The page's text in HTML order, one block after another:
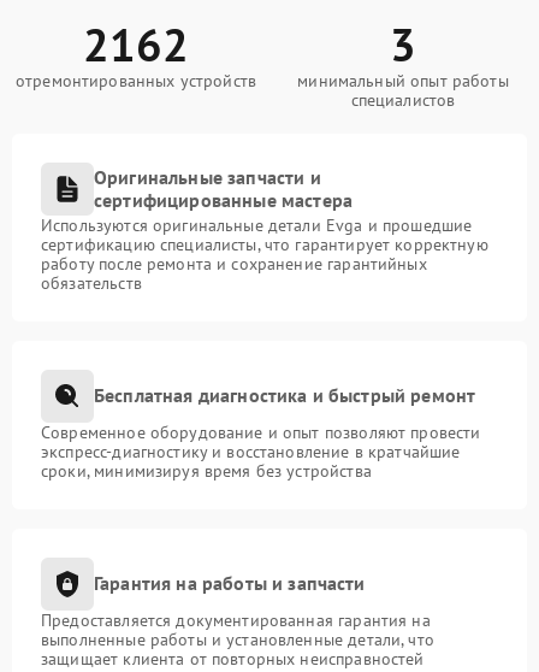
2162
отремонтированных устройств
3
минимальный опыт работы
специалистов
Оригинальные запчасти и
сертифицированные мастера
Используются оригинальные детали Evga и прошедшие
сертификацию специалисты, что гарантирует корректную
работу после ремонта и сохранение гарантийных
обязательств
Бесплатная диагностика и быстрый ремонт
Современное оборудование и опыт позволяют провести
экспресс-диагностику и восстановление в кратчайшие
сроки, минимизируя время без устройства
Гарантия на работы и запчасти
Предоставляется документированная гарантия на
выполненные работы и установленные детали, что
защищает клиента от повторных неисправностей